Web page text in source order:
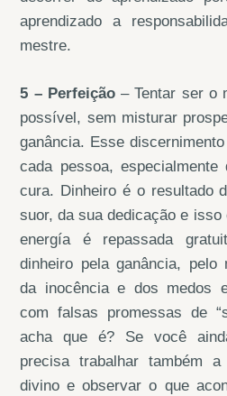
aprendizado a
mestre.
5 – Perfeição– Tentar ser o
possível, sem misturar
ganância. Esse
cada pessoa,
cura. Dinheiro é o resultado
suor, da sua dedicação e
energía é repassada
dinheiro pela ganância, pelo
da inocência e dos medos
com falsas promessas de
acha que é? Se você
precisa trabalhar também
divino e observar o que